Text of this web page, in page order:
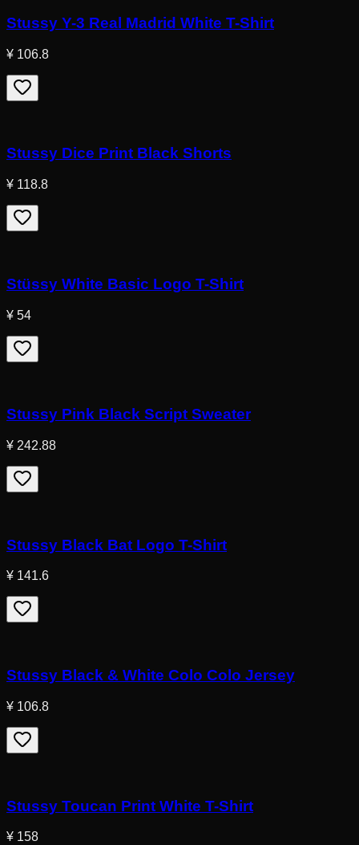
Stussy Y-3 Real Madrid White T-Shirt
¥ 106.8
Stussy Dice Print Black Shorts
¥ 118.8
Stüssy White Basic Logo T-Shirt
¥ 54
Stussy Pink Black Script Sweater
¥ 242.88
Stussy Black Bat Logo T-Shirt
¥ 141.6
Stussy Black & White Colo Colo Jersey
¥ 106.8
Stussy Toucan Print White T-Shirt
¥ 158